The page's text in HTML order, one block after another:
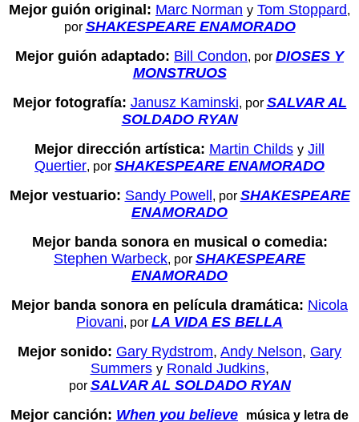
Mejor guión original: Marc Norman y Tom Stoppard,
por SHAKESPEARE ENAMORADO
Mejor guión adaptado: Bill Condon, por DIOSES Y
MONSTRUOS
Mejor fotografía: Janusz Kaminski, por SALVAR AL
SOLDADO RYAN
Mejor dirección artística: Martin Childs y Jill
Quertier, por SHAKESPEARE ENAMORADO
Mejor vestuario: Sandy Powell, por SHAKESPEARE
ENAMORADO
Mejor banda sonora en musical o comedia:
Stephen Warbeck, por SHAKESPEARE
ENAMORADO
Mejor banda sonora en película dramática: Nicola
Piovani, por LA VIDA ES BELLA
Mejor sonido: Gary Rydstrom, Andy Nelson, Gary
Summers y Ronald Judkins,
por SALVAR AL SOLDADO RYAN
Mejor canción: When you believe música y letra de